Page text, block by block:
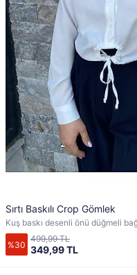
Sırtı Baskılı Crop Gömlek
Kuş baskı desenli önü düğmeli
%30 349,99 TL
499,99 TL